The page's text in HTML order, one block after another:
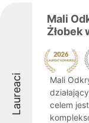
Laureaci
Mali
Żłobek
Mali
celem